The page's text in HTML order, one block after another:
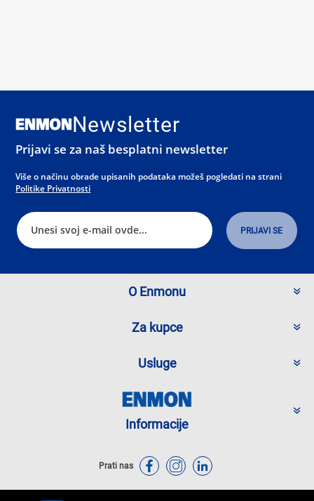
Newsletter
Prijavi se za naš besplatni newsletter
Više o načinu obrade upisanih podataka možeš pogledati na strani
Politike Privatnosti
O Enmonu
Za kupce
Usluge
Informacije
Prati nas